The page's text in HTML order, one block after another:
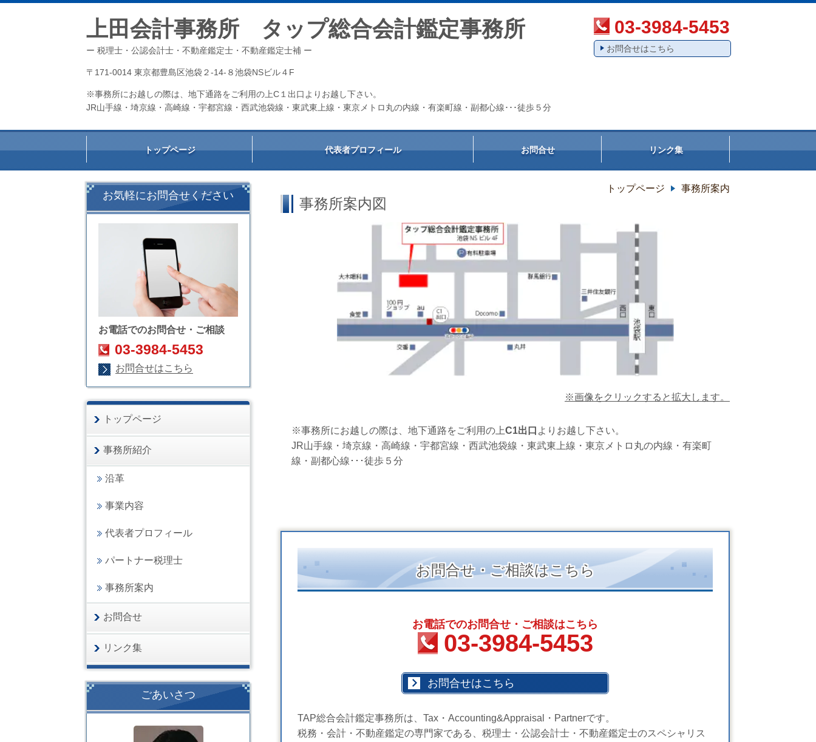
上田会計事務所 タップ総合会計鑑定事務所
ー 税理士・公認会計士・不動産鑑定士・不動産鑑定士補 ー
〒171-0014 東京都豊島区池袋２-14-８池袋NSビル４F
※事務所にお越しの際は、地下通路をご利用の上C１出口よりお越し下さい。
JR山手線・埼京線・高崎線・宇都宮線・西武池袋線・東武東上線・東京メトロ丸の内線・有楽町線・副都心線･･･徒歩５分
03-3984-5453
お問合せはこちら
トップページ 代表者プロフィール お問合せ リンク集
トップページ 事務所案内
事務所案内図
※画像をクリックすると拡大します。
※事務所にお越しの際は、地下通路をご利用の上C1出口 よりお越し下さい。
JR山手線・埼京線・高崎線・宇都宮線・西武池袋線・東武東上線・東京メトロ丸の内線・有楽町
線・副都心線･･･徒歩５分
お問合せ・ご相談はこちら
お電話でのお問合せ・ご相談はこちら
03-3984-5453
お問合せはこちら
TAP総合会計鑑定事務所は、Tax・Accounting&Appraisal・Partnerです。
税務・会計・不動産鑑定の専門家である、税理士・公認会計士・不動産鑑定士のスペシャリス
お気軽にお問合せください
お電話でのお問合せ・ご相談
03-3984-5453
お問合せはこちら
トップページ
事務所紹介
沿革
事業内容
代表者プロフィール
パートナー税理士
事務所案内
お問合せ
リンク集
ごあいさつ